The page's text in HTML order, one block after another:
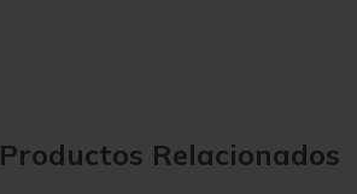
Productos Relacionados